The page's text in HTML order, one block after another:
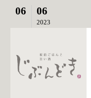
06 06
2023